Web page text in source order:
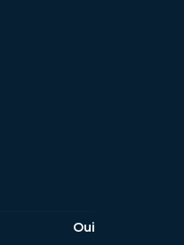
Oui